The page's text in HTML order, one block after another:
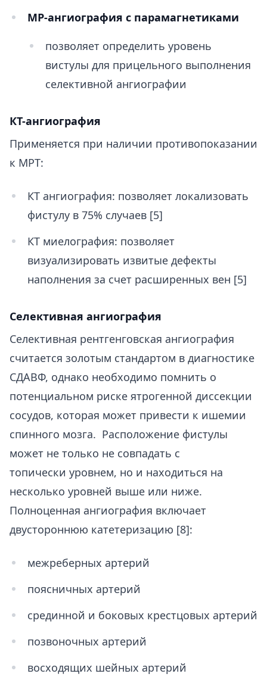
МР-ангиография с парамагнетиками
позволяет определить уровень
вистулы для прицельного выполнения
селективной ангиографии
КТ-ангиография
Применяется при наличии противопоказании
к МРТ:
КТ ангиография: позволяет локализовать
фистулу в 75% случаев [5]
КТ миелография: позволяет
визуализировать извитые дефекты
наполнения за счет расширенных вен [5]
Селективная ангиография
Селективная рентгенговская ангиография
считается золотым стандартом в диагностике
СДАВФ, однако необходимо помнить о
потенциальном риске ятрогенной диссекции
сосудов, которая может привести к ишемии
спинного мозга. Расположение фистулы
может не только не совпадать с
топически уровнем, но и находиться на
несколько уровней выше или ниже.
Полноценная ангиография включает
двустороннюю катетеризацию [8]:
межреберных артерий
поясничных артерий
срединной и боковых крестцовых артерий
позвоночных артерий
восходящих шейных артерий